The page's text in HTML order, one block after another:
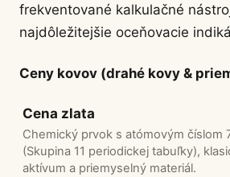
frekventované kalkulačné
najdôležitejšie oceňovacie
Ceny kovov (drahé kovy &
Cena zlata
Chemický prvok s atómovým číslom
(Skupina 11 periodickej tabuľky),
aktívum a priemyselný materiál.